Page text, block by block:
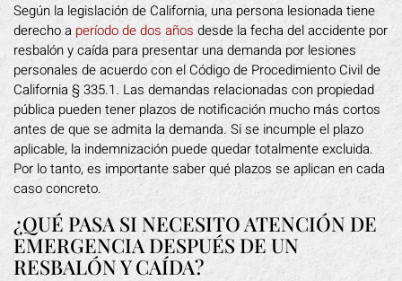
Según la legislación de California, una persona lesionada tiene
derecho a período de dos añosdesde la fecha del accidente por
resbalón y caída para presentar una demanda por lesiones
personales de acuerdo con el Código de Procedimiento Civil de
California § 335.1. Las demandas relacionadas con propiedad
pública pueden tener plazos de notificación mucho más cortos
antes de que se admita la demanda. Si se incumple el plazo
aplicable, la indemnización puede quedar totalmente excluida.
Por lo tanto, es importante saber qué plazos se aplican en cada
caso concreto.
¿QUÉ PASA SI NECESITO ATENCIÓN DE
EMERGENCIA DESPUÉS DE UN
RESBALÓN Y CAÍDA?